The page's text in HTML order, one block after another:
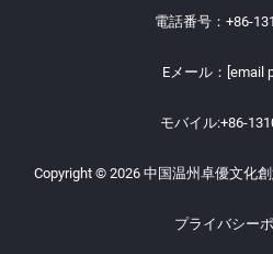
電話番号： +86-
Eメール： [email
モバイル:+86-
Copyright © 2026 中国温州卓優文化
プライバシー